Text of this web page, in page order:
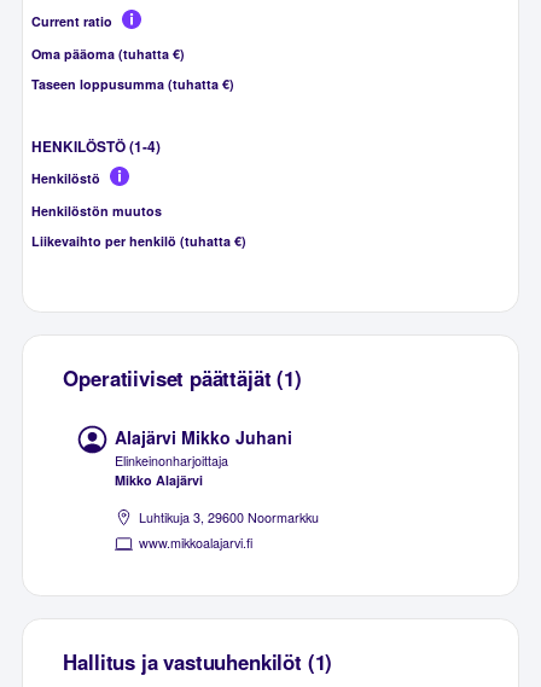
Current ratio
Oma pääoma (tuhatta €)
Taseen loppusumma (tuhatta €)
HENKILÖSTÖ (1-4)
Henkilöstö
Henkilöstön muutos
Liikevaihto per henkilö (tuhatta €)
Operatiiviset päättäjät (1)
Alajärvi Mikko Juhani
Elinkeinonharjoittaja
Mikko Alajärvi
Luhtikuja 3, 29600 Noormarkku
www.mikkoalajarvi.fi
Hallitus ja vastuuhenkilöt (1)